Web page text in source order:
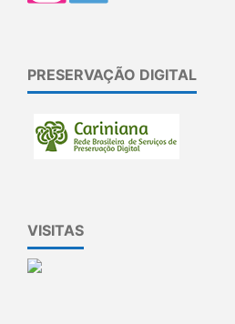
PRESERVAÇÃO DIGITAL
VISITAS